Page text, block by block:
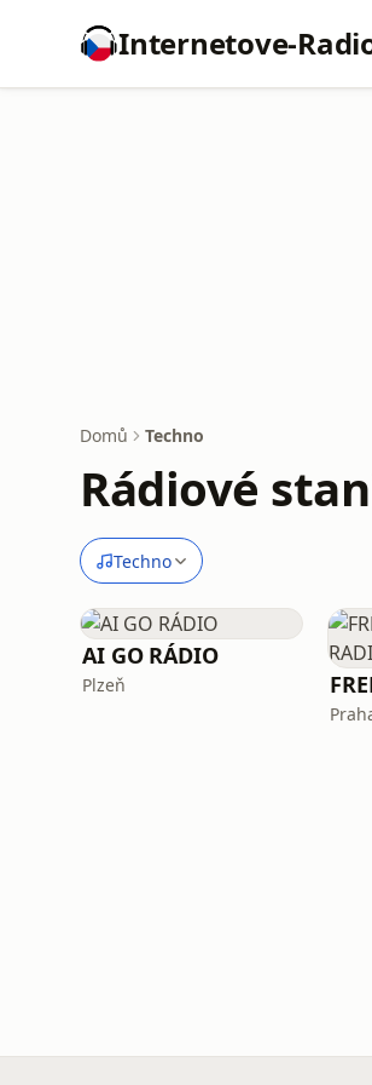
Internetove-
Domů Techno
Rádiové
Techno
AI GO RÁDIO
Plzeň